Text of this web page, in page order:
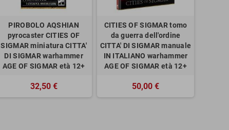
PIROBOLO AQSHIAN
pyrocaster CITIES OF
SIGMAR miniatura CITTA'
DI SIGMAR warhammer
AGE OF SIGMAR età 12+
32,50 €
CITIES OF SIGMAR tomo
da guerra dell'ordine
CITTA' DI SIGMAR manuale
IN ITALIANO warhammer
AGE OF SIGMAR età 12+
50,00 €